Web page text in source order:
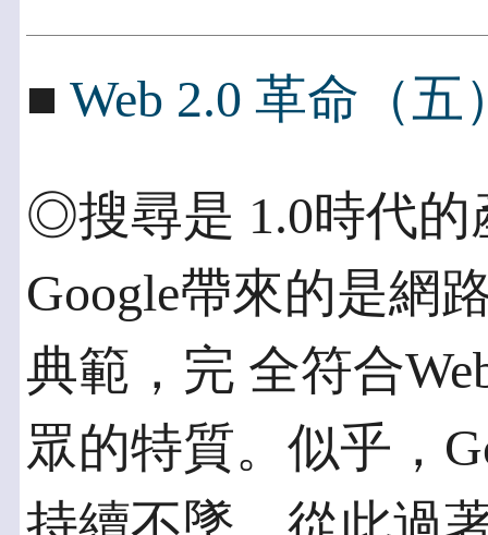
■ Web 2.0 革命（五
◎搜尋是 1.0時代的
Google帶來的是網
典範，完 全符合
眾的特質。似乎，